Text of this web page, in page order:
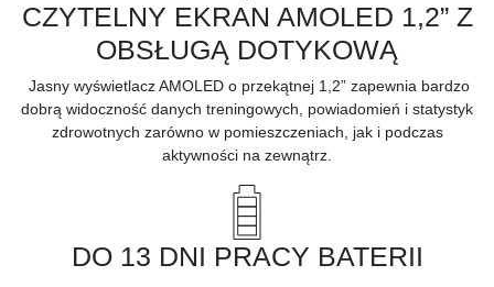
CZYTELNY EKRAN AMOLED 1,2” Z
OBSŁUGĄ DOTYKOWĄ
Jasny wyświetlacz AMOLED o przekątnej 1,2” zapewnia bardzo
dobrą widoczność danych treningowych, powiadomień i statystyk
zdrowotnych zarówno w pomieszczeniach, jak i podczas
aktywności na zewnątrz.
DO 13 DNI PRACY BATERII